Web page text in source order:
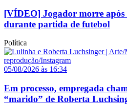
[VÍDEO] Jogador morre
durante partida de futebol
Política
05/08/2026 às 16:34
Em processo, empregada
“marido” de Roberta